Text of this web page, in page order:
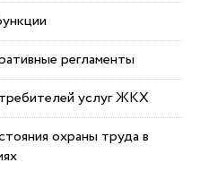
регламенты
услуг ЖКХ
охраны труда в